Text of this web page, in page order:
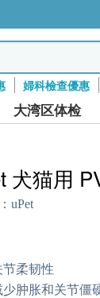
婦科檢查優惠
大湾区体检
犬猫用
uPet
柔韧性
肿胀和关节僵